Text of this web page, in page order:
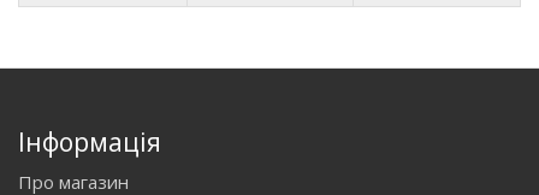
Інформація
Про магазин